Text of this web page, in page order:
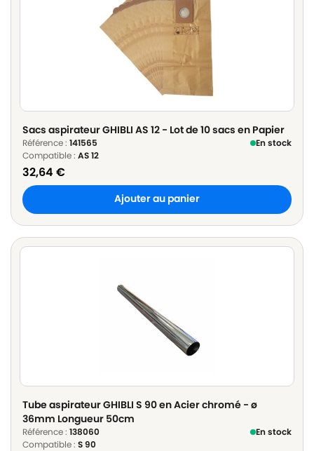
Sacs aspirateur GHIBLI AS 12 - Lot de 10 sacs en Papier
Référence : 141565
En stock
Compatible : AS 12
32,64 €
Ajouter au panier
Tube aspirateur GHIBLI S 90 en Acier chromé - ø
36mm Longueur 50cm
Référence : 138060
En stock
Compatible : S 90